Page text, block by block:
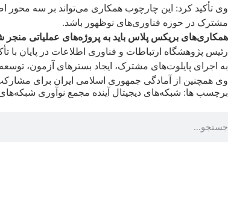
وی تأکید کرد: این چارچوب همکاری می‌تواند بر سه محور
مشترک در حوزه فناوری‌های نوظهور باشد.
همکاری‌های بریکس پلاس باید به پروژه‌های عملیاتی منجر
رئیس پژوهشگاه ارتباطات و فناوری اطلاعات در پایان
به اجرای پایلوت‌های مشترک، ایجاد بسترهای آزمون،
وی همچنین از آمادگی جمهوری اسلامی ایران برای
برچسب ها: شبکه‌های دیجیتال آینده مجمع نوآوری